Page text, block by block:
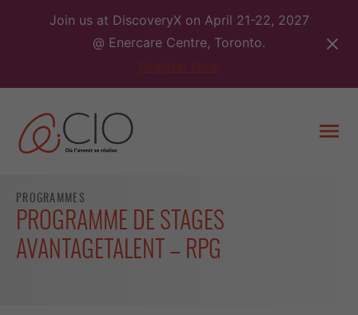
Join us at DiscoveryX on April 21-22, 2027
@ Enercare Centre, Toronto.
PROGRAMMES
PROGRAMME DE STAGES
AVANTAGETALENT – RPG